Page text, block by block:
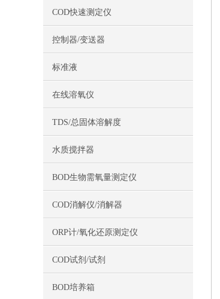
COD快速测定仪
控制器/变送器
标准液
在线溶氧仪
TDS/总固体溶解度
水质搅拌器
BOD生物需氧量测定仪
COD消解仪/消解器
ORP计/氧化还原测定仪
COD试剂/试剂
BOD培养箱